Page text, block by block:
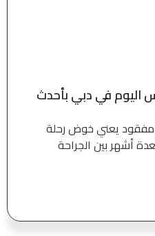
في دبي بأحدث
يعني خوض رحلة
بين الجراحة